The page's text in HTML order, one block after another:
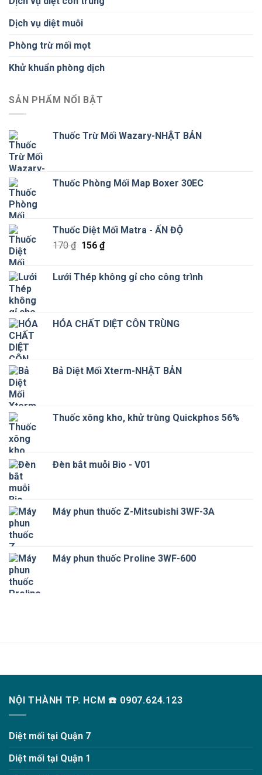
Dịch vụ diệt muỗi
Phòng trừ mối mọt
Khử khuẩn phòng dịch
SẢN PHẨM NỔI BẬT
Thuốc Trừ Mối Wazary-NHẬT BẢN
Thuốc Phòng Mối Map Boxer 30EC
Thuốc Diệt Mối Matra - ẤN ĐỘ
170₫ Giá
170 ₫.
156 ₫Giá
là:
Lưới Thép không gỉ cho công trình
HÓA CHẤT DIỆT CÔN TRÙNG
Bả Diệt Mối Xterm-NHẬT BẢN
Thuốc xông kho, khử trùng Quickphos 56%
Đèn bắt muỗi Bio - V01
Máy phun thuốc Z-Mitsubishi 3WF-3A
Máy phun thuốc Proline 3WF-600
NỘI THÀNH TP. HCM ☎️ 0907.624.123
Diệt mối tại Quận 7
Diệt mối tại Quận 1